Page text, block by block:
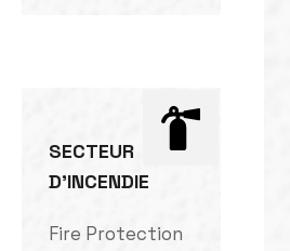
SECTEUR
D'INCENDIE
Fire Protection